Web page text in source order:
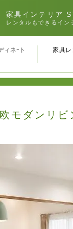
家具インテリア
レンタルもできるイン
モダンリビ
ィネｰト 家具